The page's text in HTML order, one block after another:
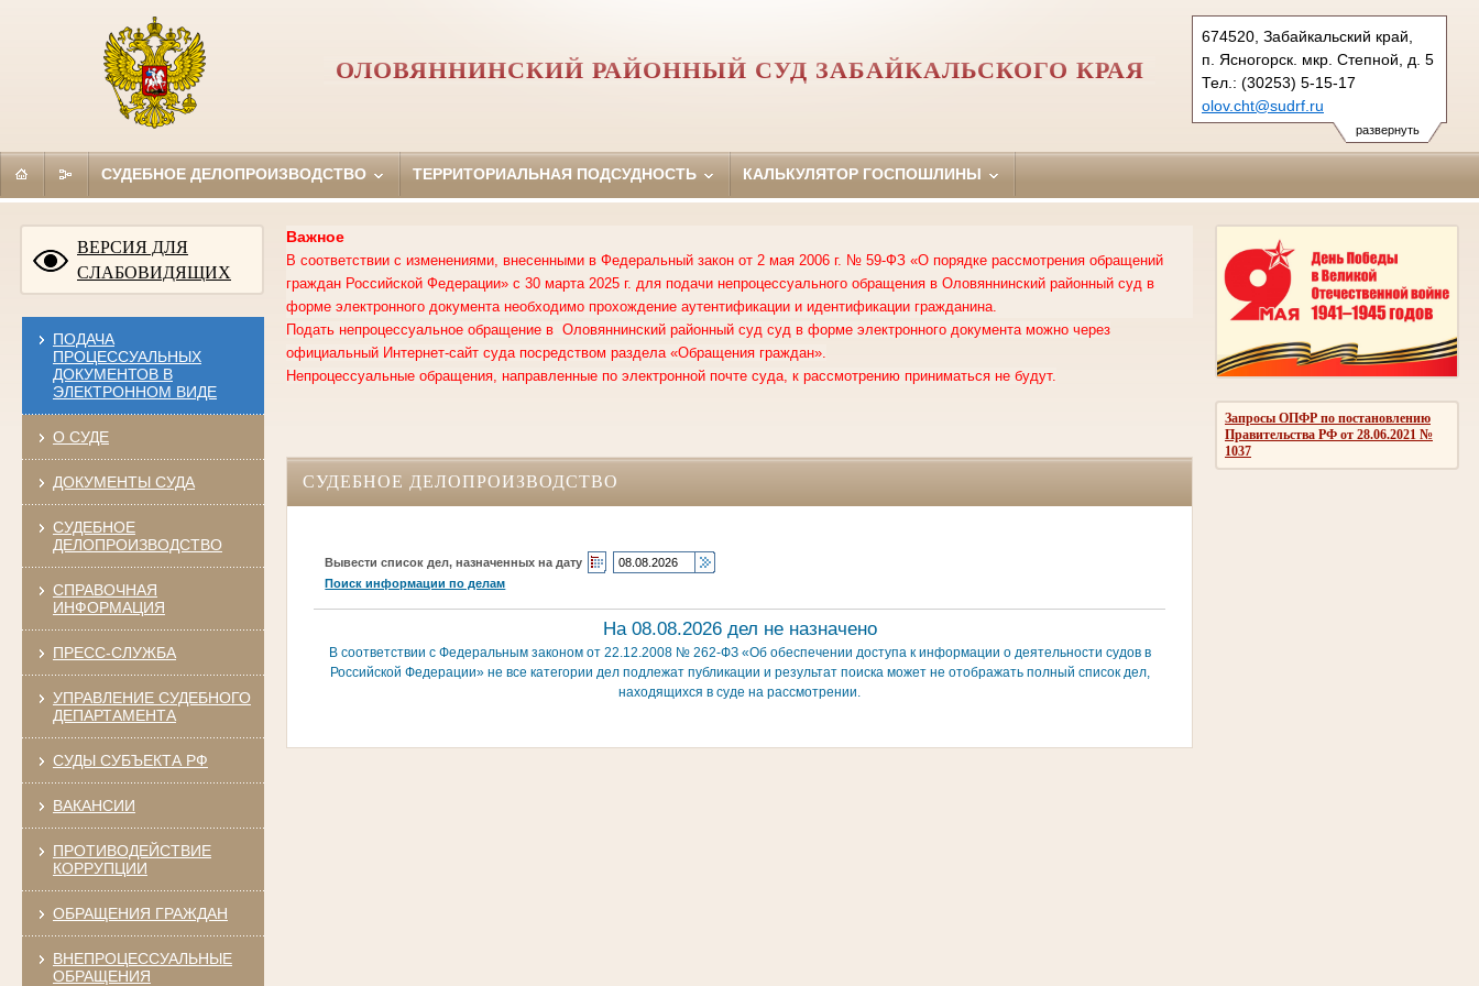
развернуть
674520, Забайкальский край,
п. Ясногорск. мкр. Степной, д. 5
Тел.: (30253) 5-15-17
olov.cht@sudrf.ru
ОЛОВЯННИНСКИЙ РАЙОННЫЙ СУД ЗАБАЙКАЛЬСКОГО КРАЯ
СУДЕБНОЕ ДЕЛОПРОИЗВОДСТВО ТЕРРИТОРИАЛЬНАЯ ПОДСУДНОСТЬ КАЛЬКУЛЯТОР ГОСПОШЛИНЫ
ВЕРСИЯ ДЛЯ
СЛАБОВИДЯЩИХ
ПОДАЧА
ПРОЦЕССУАЛЬНЫХ
ДОКУМЕНТОВ В
ЭЛЕКТРОННОМ ВИДЕ
О СУДЕ
ДОКУМЕНТЫ СУДА
СУДЕБНОЕ
ДЕЛОПРОИЗВОДСТВО
СПРАВОЧНАЯ
ИНФОРМАЦИЯ
ПРЕСС-СЛУЖБА
УПРАВЛЕНИЕ СУДЕБНОГО
ДЕПАРТАМЕНТА
СУДЫ СУБЪЕКТА РФ
ВАКАНСИИ
ПРОТИВОДЕЙСТВИЕ
КОРРУПЦИИ
ОБРАЩЕНИЯ ГРАЖДАН
ВНЕПРОЦЕССУАЛЬНЫЕ
ОБРАЩЕНИЯ
Запросы ОПФР по постановлению
Правительства РФ от 28.06.2021 №
1037
Важное
В соответствии с изменениями, внесенными в Федеральный закон от 2 мая 2006 г. № 59-ФЗ «О порядке рассмотрения обращений
граждан Российской Федерации» с 30 марта 2025 г. для подачи непроцессуального обращения в Оловяннинский районный суд в
форме электронного документа необходимо прохождение аутентификации и идентификации гражданина.
Подать непроцессуальное обращение в Оловяннинский районный суд суд в форме электронного документа можно через
официальный Интернет-сайт суда посредством раздела «Обращения граждан».
Непроцессуальные обращения, направленные по электронной почте суда, к рассмотрению приниматься не будут.
СУДЕБНОЕ ДЕЛОПРОИЗВОДСТВО
Вывести список дел, назначенных на дату
Поиск информации по делам
На 08.08.2026 дел не назначено
В соответствии с Федеральным законом от 22.12.2008 № 262-ФЗ «Об обеспечении доступа к информации о деятельности судов в
Российской Федерации» не все категории дел подлежат публикации и результат поиска может не отображать полный список дел,
находящихся в суде на рассмотрении.